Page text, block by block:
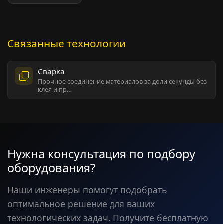
Связанные технологии
Сварка
Прочное соединение материалов за доли секунды без
клея и пр…
Нужна консультация по подбору
оборудования?
Наши инженеры помогут подобрать
оптимальное решение для ваших
технологических задач. Получите бесплатную